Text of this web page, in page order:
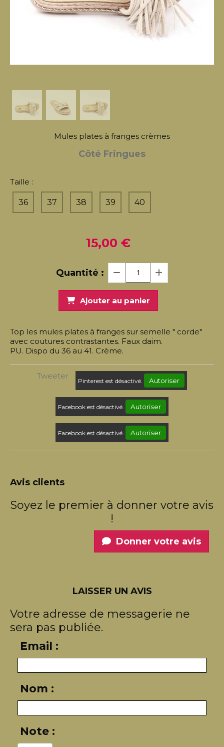
Mules plates à franges crèmes
Côté Fringues
Taille :
36 37 38 39 40
15,00 €
Quantité :
Ajouter au panier
Top les mules plates à franges sur semelle " corde"
avec coutures contrastantes. Faux daim.
PU. Dispo du 36 au 41. Crème.
Tweeter
Pinterest est désactivé. Autoriser
Facebook est désactivé. Autoriser
Facebook est désactivé. Autoriser
Avis clients
Soyez le premier à donner votre avis
!
Donner votre avis
LAISSER UN AVIS
Votre adresse de messagerie ne
sera pas publiée.
Email :
Nom :
Note :